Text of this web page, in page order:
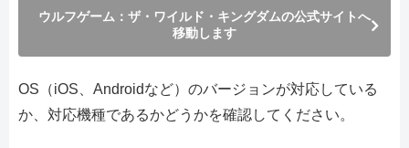
ウルフゲーム：ザ・ワイルド・キングダムの公式サイトへ
移動します
OS（iOS、Androidなど）のバージョンが対応している
か、対応機種であるかどうかを確認してください。